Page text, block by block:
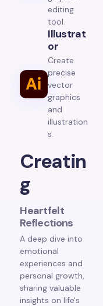
editing
tool.
Illustrat
Or
Create
precise
vector
graphics
and
illustration
s.
Creatin
g
Heartfelt
Reflections
A deep dive into
emotional
experiences and
personal growth,
sharing valuable
insights on life's